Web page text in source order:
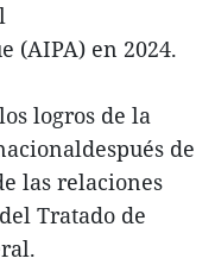
(AIPA) en 2024.
logros de la
de
las relaciones
Tratado de